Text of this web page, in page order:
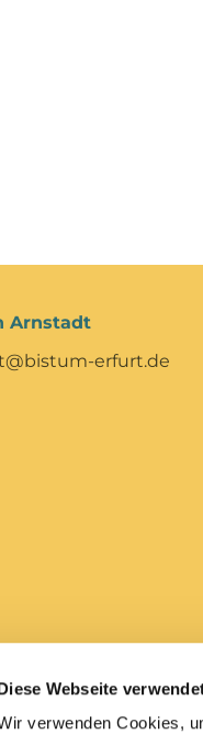
Webseite
verwenden Cookies,
Arnstadt
erfurt.de
Caritas Erfurt